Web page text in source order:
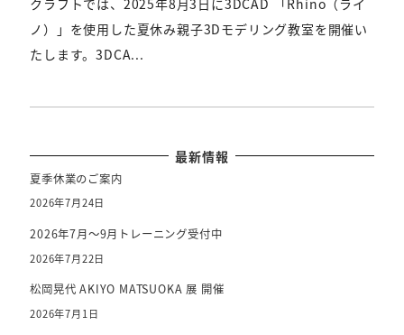
クラフトでは、2025年8月3日に3DCAD 「Rhino（ライ
ノ）」を使用した夏休み親子3Dモデリング教室を開催い
たします。3DCA...
最新情報
夏季休業のご案内
2026年7月24日
2026年7月～9月トレーニング受付中
2026年7月22日
松岡晃代 AKIYO MATSUOKA 展 開催
2026年7月1日